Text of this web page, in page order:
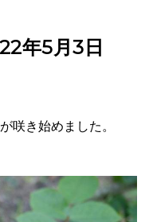
年5月3日
咲き始めました。